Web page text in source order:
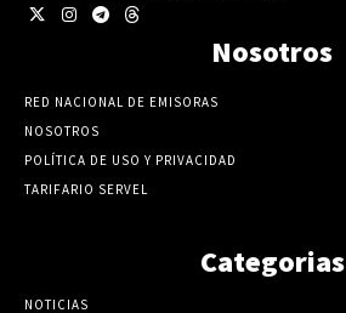
Nosotros
RED NACIONAL DE EMISORAS
NOSOTROS
POLÍTICA DE USO Y PRIVACIDAD
TARIFARIO SERVEL
Categorias
NOTICIAS